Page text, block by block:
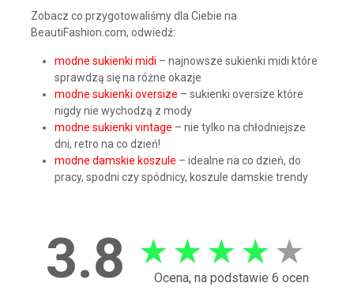
Zobacz co przygotowaliśmy dla Ciebie na
BeautiFashion.com, odwiedź:
modne sukienki midi – najnowsze sukienki midi które
sprawdzą się na różne okazje
modne sukienki oversize – sukienki oversize które
nigdy nie wychodzą z mody
modne sukienki vintage – nie tylko na chłodniejsze
dni, retro na co dzień!
modne damskie koszule – idealne na co dzień, do
pracy, spodni czy spódnicy, koszule damskie trendy
3.8 ★ ★ ★ ★ ★
Ocena, na podstawie 6 ocen